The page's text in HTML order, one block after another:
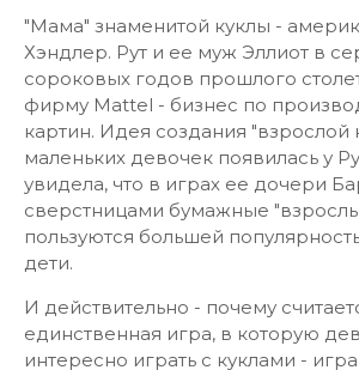
"Мама" знаменитой куклы -
Хэндлер. Рут и ее муж Эллиот в
сороковых годов прошлого
фирму Mattel - бизнес по
картин. Идея создания "взрослой
маленьких девочек появилась у
увидела, что в играх ее дочери
сверстницами бумажные
пользуются большей
дети.
И действительно - почему
единственная игра, в которую
интересно играть с куклами -